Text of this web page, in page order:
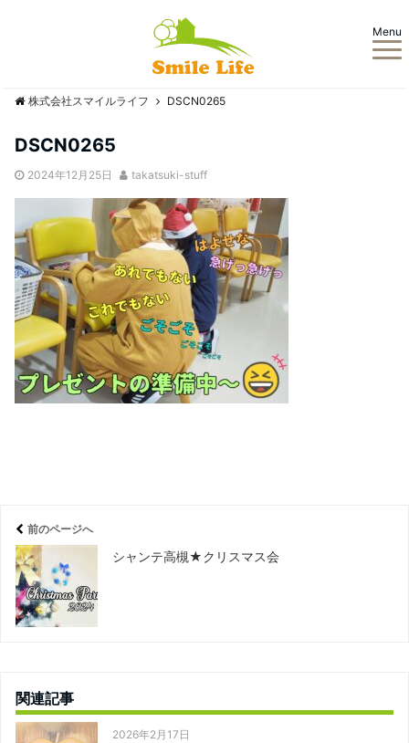
Menu
株式会社スマイルライフ DSCN0265
DSCN0265
2024年12月25日 takatsuki-stuff
前のページへ
シャンテ高槻★クリスマス会
関連記事
2026年2月17日